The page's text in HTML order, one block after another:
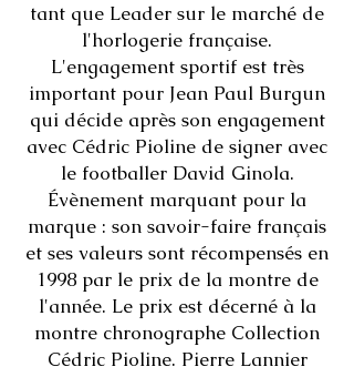
tant que Leader sur le marché de
l'horlogerie française.
L'engagement sportif est très
important pour Jean Paul Burgun
qui décide après son engagement
avec Cédric Pioline de signer avec
le footballer David Ginola.
Évènement marquant pour la
marque : son savoir-faire français
et ses valeurs sont récompensés en
1998 par le prix de la montre de
l'année. Le prix est décerné à la
montre chronographe Collection
Cédric Pioline. Pierre Lannier